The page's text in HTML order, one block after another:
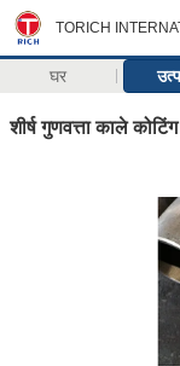
TORICH
घर
शीर्ष गुणवत्ता काले कोटिंग